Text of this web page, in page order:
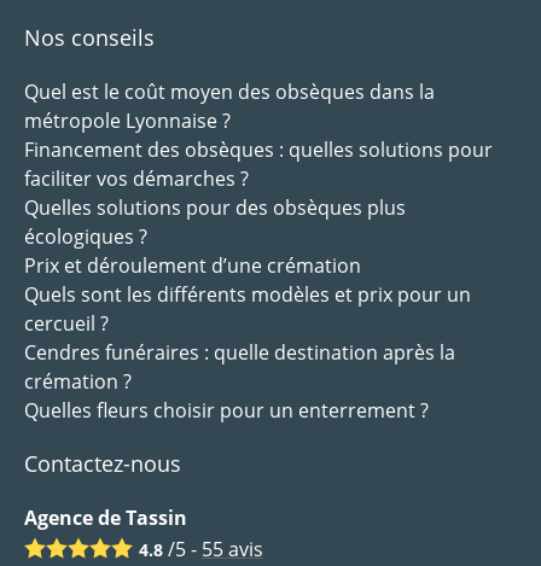
Nos conseils
Quel est le coût moyen des obsèques dans la
métropole Lyonnaise ?
Financement des obsèques : quelles solutions pour
faciliter vos démarches ?
Quelles solutions pour des obsèques plus
écologiques ?
Prix et déroulement d’une crémation
Quels sont les différents modèles et prix pour un
cercueil ?
Cendres funéraires : quelle destination après la
crémation ?
Quelles fleurs choisir pour un enterrement ?
Contactez-nous
Agence de Tassin
4.8 /5 - 55avis